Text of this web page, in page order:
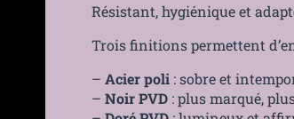
Résistant, hygiénique et
Trois finitions permettent
– Acier poli : sobre et
– Noir PVD : plus marqué,